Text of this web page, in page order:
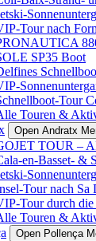
Tour nach
SP35 Boot
Tour
Touren &
Open Andratx
TOUR –
en-Basset- &
Tour nach Sa
Tour durch die
Touren &
Open Pollença